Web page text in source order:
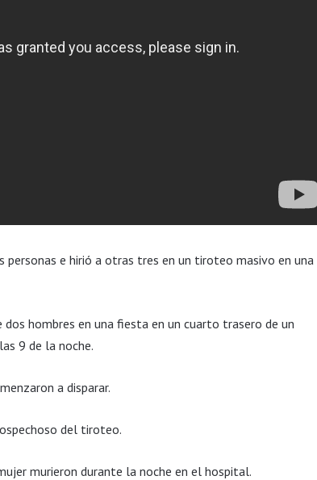
e hirió a otras tres en un tiroteo masivo en una
hombres en una fiesta en un cuarto trasero de un
9 de la noche.
a disparar.
del tiroteo.
murieron durante la noche en el hospital.